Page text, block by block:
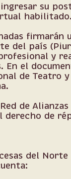
su
habilitado.
del país
y
En el
de Teatro
de
derecho de
del